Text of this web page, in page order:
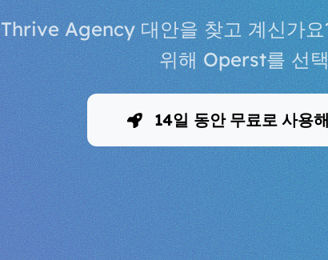
Thrive Agency 대안을 찾고 계신가
위해 Operst를 선
14일 동안 무료로 사용